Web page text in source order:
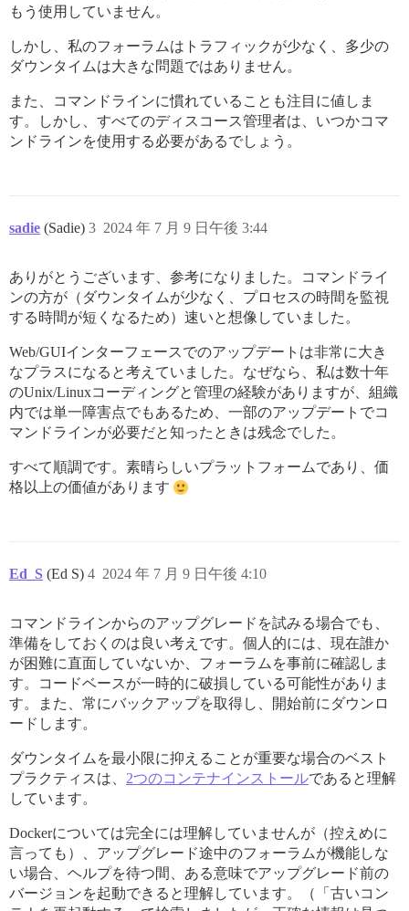
もう使用していません。
しかし、私のフォーラムはトラフィックが少なく、多少の
ダウンタイムは大きな問題ではありません。
また、コマンドラインに慣れていることも注目に値しま
す。しかし、すべてのディスコース管理者は、いつかコマ
ンドラインを使用する必要があるでしょう。
sadie (Sadie) 2024 年 7 月 9 日午後 3:44
3
ありがとうございます、参考になりました。コマンドライ
ンの方が（ダウンタイムが少なく、プロセスの時間を監視
する時間が短くなるため）速いと想像していました。
Web/GUIインターフェースでのアップデートは非常に大き
なプラスになると考えていました。なぜなら、私は数十年
のUnix/Linuxコーディングと管理の経験がありますが、組織
内では単一障害点でもあるため、一部のアップデートでコ
マンドラインが必要だと知ったときは残念でした。
すべて順調です。素晴らしいプラットフォームであり、価
格以上の価値があります
Ed_S (Ed S) 2024 年 7 月 9 日午後 4:10
4
コマンドラインからのアップグレードを試みる場合でも、
準備をしておくのは良い考えです。個人的には、現在誰か
が困難に直面していないか、フォーラムを事前に確認しま
す。コードベースが一時的に破損している可能性がありま
す。また、常にバックアップを取得し、開始前にダウンロ
ードします。
ダウンタイムを最小限に抑えることが重要な場合のベスト
プラクティスは、 2つのコンテナインストールであると理解
しています。
Dockerについては完全には理解していませんが（控えめに
言っても）、アップグレード途中のフォーラムが機能しな
い場合、ヘルプを待つ間、ある意味でアップグレード前の
バージョンを起動できると理解しています。（「古いコン